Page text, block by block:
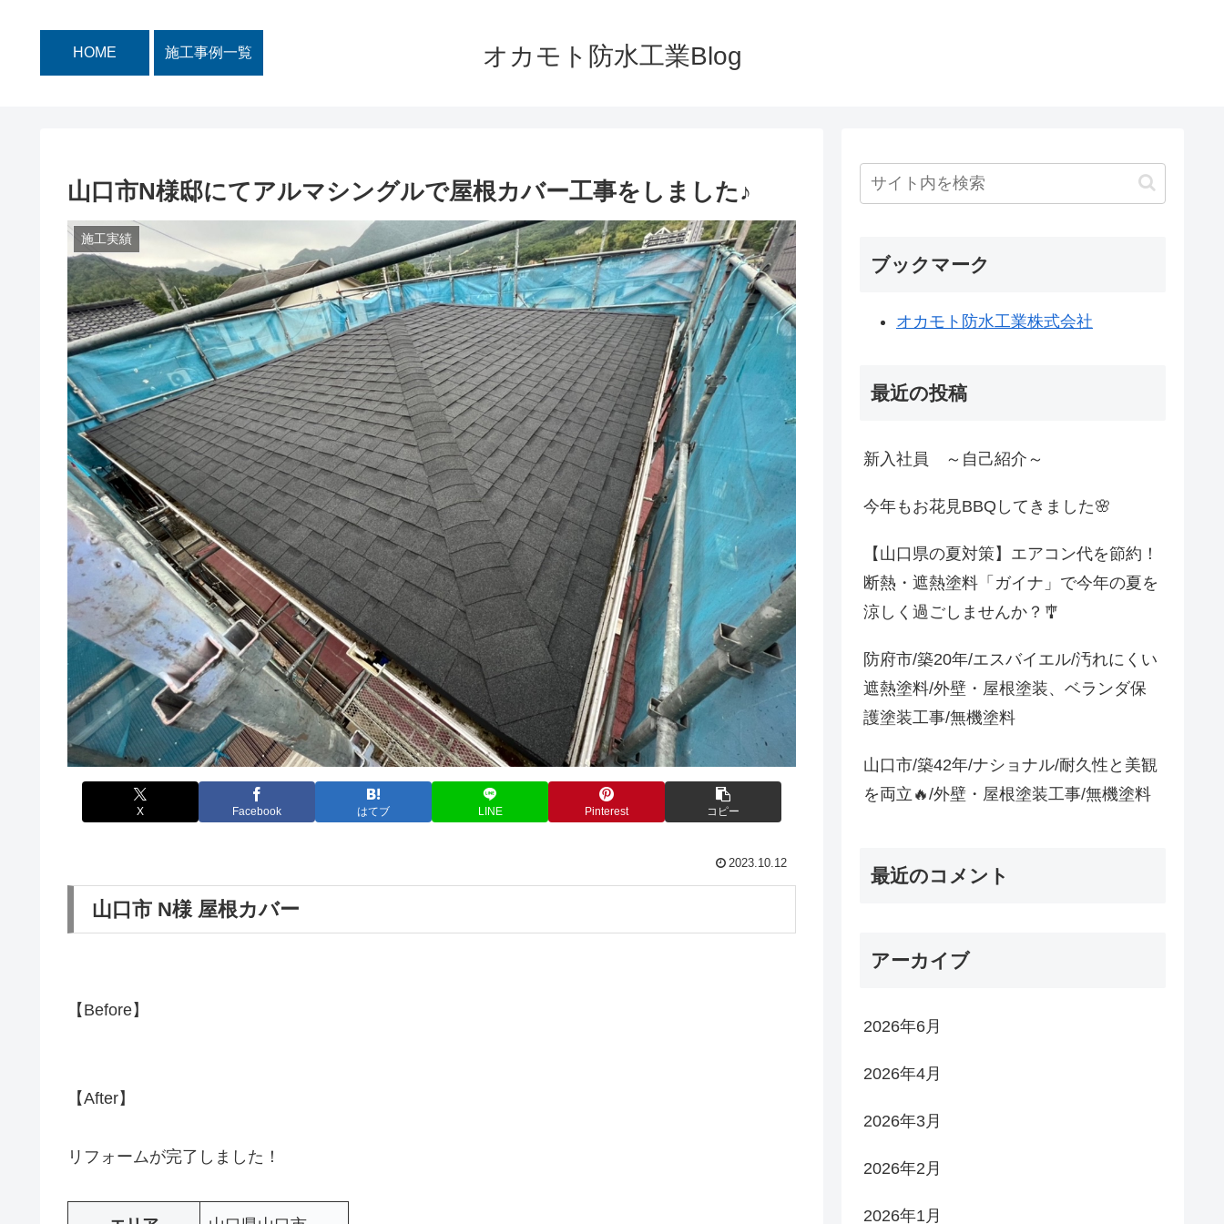
オカモト防水工業Blog
HOME 施工事例一覧
山口市N様邸にてアルマシングルで屋根カバー工事をしました♪
施工実績
X Facebook はてブ LINE Pinterest コピー
2023.10.12
山口市 N様 屋根カバー
【Before】
【After】
リフォームが完了しました！
ブックマーク
オカモト防水工業株式会社
最近の投稿
新入社員 ～自己紹介～
今年もお花見BBQしてきました🌸
【山口県の夏対策】エアコン代を節約！
断熱・遮熱塗料「ガイナ」で今年の夏を
涼しく過ごしませんか？🎐
防府市/築20年/エスバイエル/汚れにくい
遮熱塗料/外壁・屋根塗装、ベランダ保
護塗装工事/無機塗料
山口市/築42年/ナショナル/耐久性と美観
を両立🔥/外壁・屋根塗装工事/無機塗料
最近のコメント
アーカイブ
2026年6月
2026年4月
2026年3月
2026年2月
2026年1月